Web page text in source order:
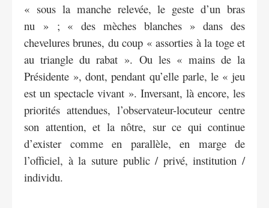
« sous la manche relevée, le geste d’un bras
nu » ; « des mèches blanches » dans des
chevelures brunes, du coup « assorties à la toge et
au triangle du rabat ». Ou les « mains de la
Présidente », dont, pendant qu’elle parle, le « jeu
est un spectacle vivant ». Inversant, là encore, les
priorités attendues, l’observateur-locuteur centre
son attention, et la nôtre, sur ce qui continue
d’exister comme en parallèle, en marge de
l’officiel, à la suture public / privé, institution /
individu.